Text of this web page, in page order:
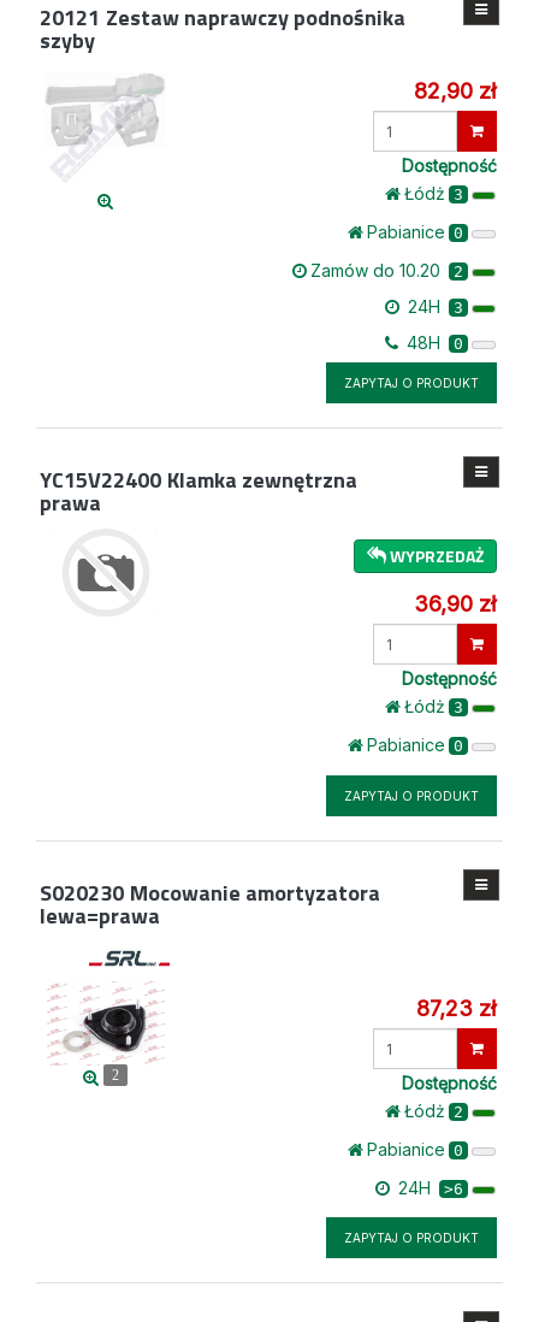
20121 Zestaw naprawczy podnośnika
szyby
82,90 zł
Dostępność
Łódż 3
Pabianice 0
Zamów do 10.20 2
24H 3
48H 0
ZAPYTAJ O PRODUKT
YC15V22400 Klamka zewnętrzna
prawa
WYPRZEDAŻ
36,90 zł
Dostępność
Łódż 3
Pabianice 0
ZAPYTAJ O PRODUKT
S020230 Mocowanie amortyzatora
lewa=prawa
2
87,23 zł
Dostępność
Łódż 2
Pabianice 0
24H >6
ZAPYTAJ O PRODUKT